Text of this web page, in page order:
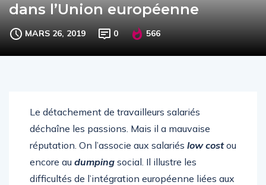
dans l’Union européenne
MARS 26, 2019 0 566
Le détachement de travailleurs salariés
déchaîne les passions. Mais il a mauvaise
réputation. On l’associe aux salariés low costou
encore au dumping social. Il illustre les
difficultés de l’intégration européenne liées aux